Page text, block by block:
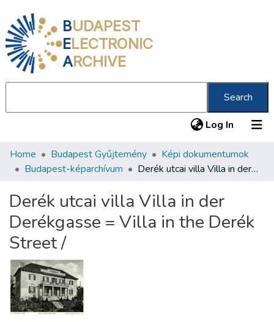
BUDAPEST
ELECTRONIC
ARCHIVE
Search
Log In (current)
Communities & Collections
Statistics
About us
Home Budapest Gyűjtemény
Képi dokumentumok
Budapest-képarchívum
Derék utcai villa Villa in der Derékgasse = Villa in the Derék Street /
Derék utcai villa Villa in der
Derékgasse = Villa in the Derék
Street /